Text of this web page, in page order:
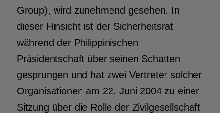
Group), wird zunehmend gesehen. In
dieser Hinsicht ist der Sicherheitsrat
während der Philippinischen
Präsidentschaft über seinen Schatten
gesprungen und hat zwei Vertreter solcher
Organisationen am 22. Juni 2004 zu einer
Sitzung über die Rolle der Zivilgesellschaft